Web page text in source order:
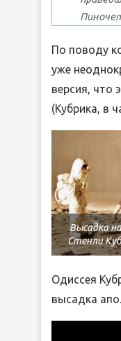
По поводу
уже
версия, что
(Кубрика, в
Высадка
Стенли
Одиссея
высадка